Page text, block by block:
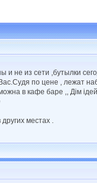
не из сети ,бутылки
по цене , лежат
в кафе баре ,, Дім
местах .